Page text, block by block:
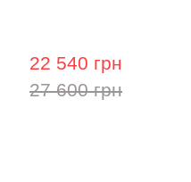
22 540 грн
27 600 грн